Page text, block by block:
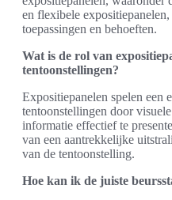
en flexibele
toepassingen en behoeften.
Wat is de rol van
tentoonstellingen?
Expositiepanelen spelen een
tentoonstellingen door
informatie effectief te
van een aantrekkelijke
van de tentoonstelling.
Hoe kan ik de juiste